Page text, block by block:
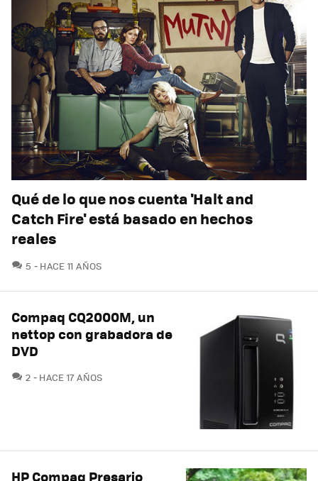
Qué de lo que nos cuenta 'Halt and
Catch Fire' está basado en hechos
reales
5 COMENTARIOS
HACE 11 AÑOS
Compaq CQ2000M, un
nettop con grabadora de
DVD
2 COMENTARIOS
HACE 17 AÑOS
HP Compaq Presario